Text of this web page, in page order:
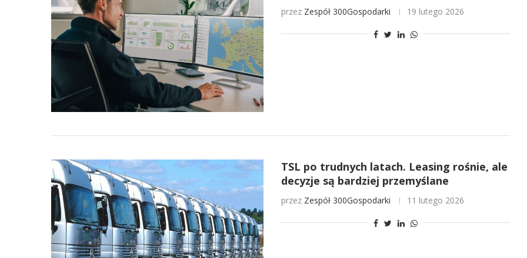
przez Zespół 300Gospodarki 19 lutego 2026
TSL po trudnych latach. Leasing rośnie, ale
decyzje są bardziej przemyślane
przez Zespół 300Gospodarki 11 lutego 2026